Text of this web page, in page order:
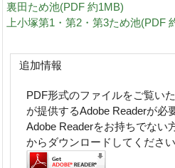
裏田ため池(PDF 約1MB)
上小塚第1・第2・第3ため池(PDF
追加情報
PDF形式のファイルをご覧い
が提供するAdobe Readerが必
Adobe Readerをお持ちでない
からダウンロードしてください